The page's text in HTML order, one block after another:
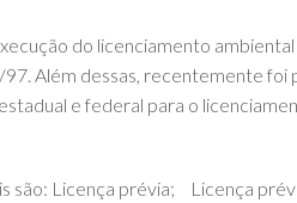
do licenciamento
Além dessas, recentemente foi
e federal para o
são: Licença prévia; Licença